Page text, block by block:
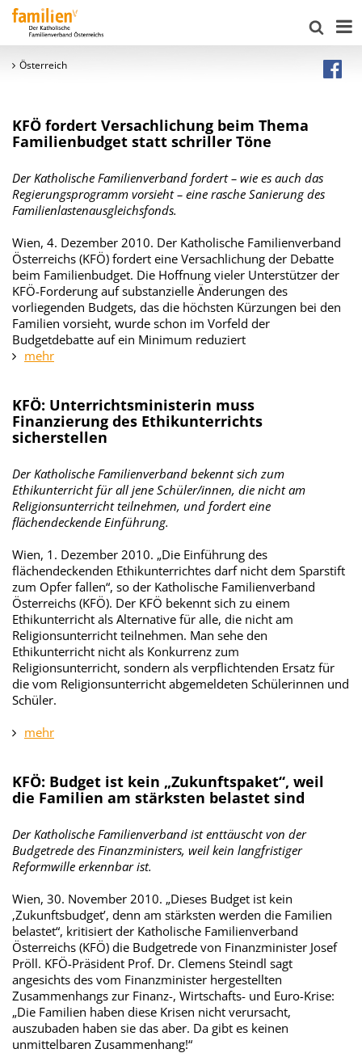
Österreich
KFÖ fordert Versachlichung beim Thema
Familienbudget statt schriller Töne
Der Katholische Familienverband fordert – wie es auch das
Regierungsprogramm vorsieht – eine rasche Sanierung des
Familienlastenausgleichsfonds.
Wien, 4. Dezember 2010. Der Katholische Familienverband
Österreichs (KFÖ) fordert eine Versachlichung der Debatte
beim Familienbudget. Die Hoffnung vieler Unterstützer der
KFÖ-Forderung auf substanzielle Änderungen des
vorliegenden Budgets, das die höchsten Kürzungen bei den
Familien vorsieht, wurde schon im Vorfeld der
Budgetdebatte auf ein Minimum reduziert
mehr
KFÖ: Unterrichtsministerin muss
Finanzierung des Ethikunterrichts
sicherstellen
Der Katholische Familienverband bekennt sich zum
Ethikunterricht für all jene Schüler/innen, die nicht am
Religionsunterricht teilnehmen, und fordert eine
flächendeckende Einführung.
Wien, 1. Dezember 2010. „Die Einführung des
flächendeckenden Ethikunterrichtes darf nicht dem Sparstift
zum Opfer fallen“, so der Katholische Familienverband
Österreichs (KFÖ). Der KFÖ bekennt sich zu einem
Ethikunterricht als Alternative für alle, die nicht am
Religionsunterricht teilnehmen. Man sehe den
Ethikunterricht nicht als Konkurrenz zum
Religionsunterricht, sondern als verpflichtenden Ersatz für
die vom Religionsunterricht abgemeldeten Schülerinnen und
Schüler.
mehr
KFÖ: Budget ist kein „Zukunftspaket“, weil
die Familien am stärksten belastet sind
Der Katholische Familienverband ist enttäuscht von der
Budgetrede des Finanzministers, weil kein langfristiger
Reformwille erkennbar ist.
Wien, 30. November 2010. „Dieses Budget ist kein
‚Zukunftsbudget’, denn am stärksten werden die Familien
belastet“, kritisiert der Katholische Familienverband
Österreichs (KFÖ) die Budgetrede von Finanzminister Josef
Pröll. KFÖ-Präsident Prof. Dr. Clemens Steindl sagt
angesichts des vom Finanzminister hergestellten
Zusammenhangs zur Finanz-, Wirtschafts- und Euro-Krise:
„Die Familien haben diese Krisen nicht verursacht,
auszubaden haben sie das aber. Da gibt es keinen
unmittelbaren Zusammenhang!“